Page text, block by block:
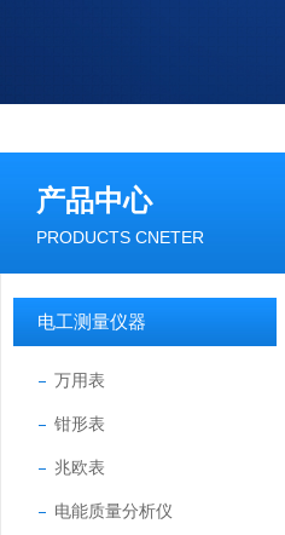
产品中心
PRODUCTS CNETER
电工测量仪器
万用表
钳形表
兆欧表
电能质量分析仪